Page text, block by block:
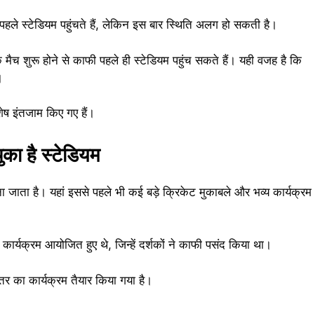
स्टेडियम पहुंचते हैं, लेकिन इस बार स्थिति अलग हो सकती है।
शुरू होने से काफी पहले ही स्टेडियम पहुंच सकते हैं। यही वजह है कि
इंतजाम किए गए हैं।
है स्टेडियम
जाता है। यहां इससे पहले भी कई बड़े क्रिकेट मुकाबले और भव्य कार्यक्रम
कार्यक्रम आयोजित हुए थे, जिन्हें दर्शकों ने काफी पसंद किया था।
कार्यक्रम तैयार किया गया है।